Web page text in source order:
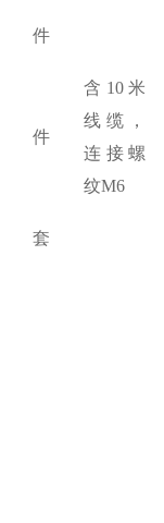
件
件
含10米
线缆，
连接螺
纹M6
套